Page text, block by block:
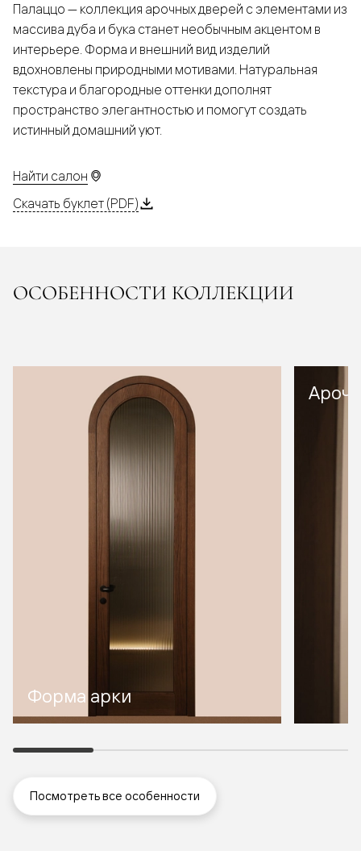
Палаццо — коллекция арочных дверей с элементами из
массива дуба и бука станет необычным акцентом в
интерьере. Форма и внешний вид изделий
вдохновлены природными мотивами. Натуральная
текстура и благородные оттенки дополнят
пространство элегантностью и помогут создать
истинный домашний уют.
Найти салон
Скачать буклет (PDF)
ОСОБЕННОСТИ КОЛЛЕКЦИИ
Форма арки
Посмотреть все особенности